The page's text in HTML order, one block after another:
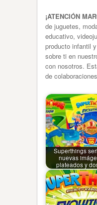
¡ATENCIÓN
de juguetes,
educativo,
producto infantil
sobre ti en
con nosotros.
de
Superthings
nuevas
plateados y